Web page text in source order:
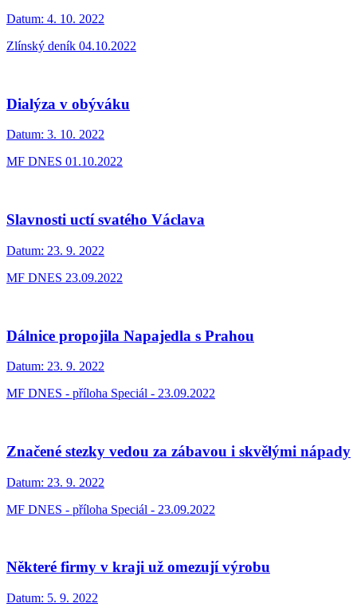
Datum: 4. 10. 2022
Zlínský deník 04.10.2022
Dialýza v obýváku
Datum: 3. 10. 2022
MF DNES 01.10.2022
Slavnosti uctí svatého Václava
Datum: 23. 9. 2022
MF DNES 23.09.2022
Dálnice propojila Napajedla s Prahou
Datum: 23. 9. 2022
MF DNES - příloha Speciál - 23.09.2022
Značené stezky vedou za zábavou i skvělými nápady
Datum: 23. 9. 2022
MF DNES - příloha Speciál - 23.09.2022
Některé firmy v kraji už omezují výrobu
Datum: 5. 9. 2022